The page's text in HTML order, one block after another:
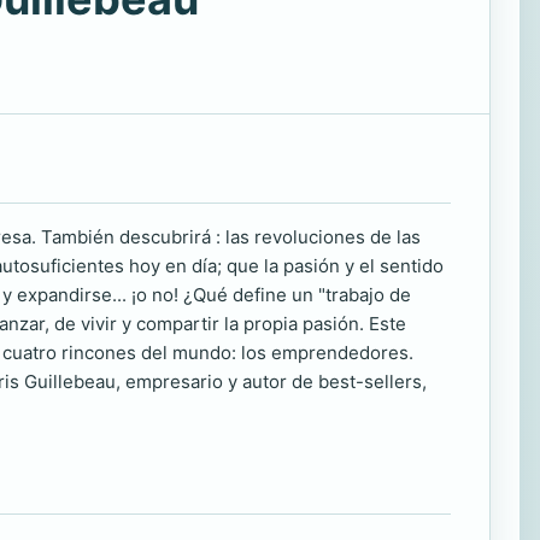
También descubrirá : las revoluciones de las
hoy en día; que la pasión y el sentido
¡o no! ¿Qué define un "trabajo de
de vivir y compartir la propia pasión. Este
rincones del mundo: los emprendedores.
Guillebeau, empresario y autor de best-sellers,